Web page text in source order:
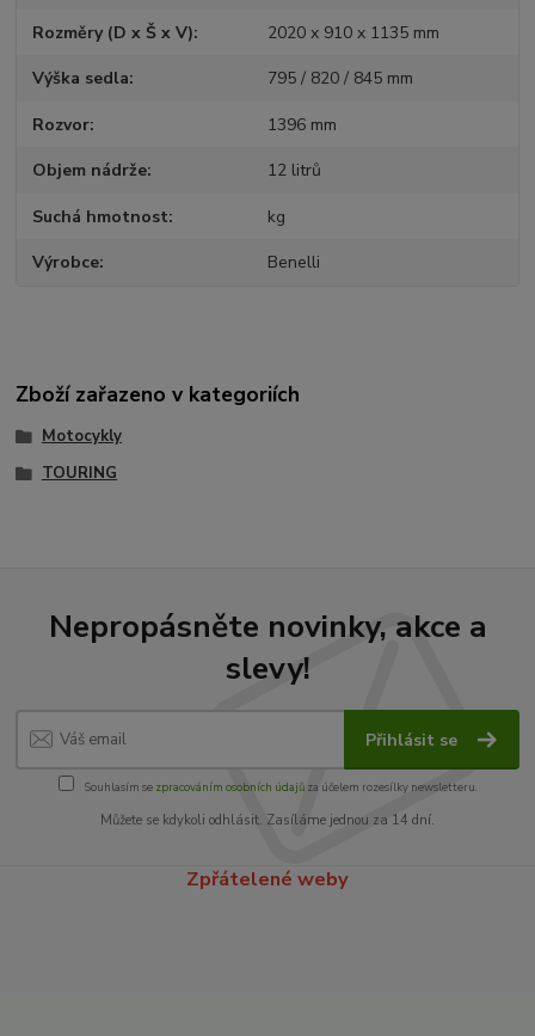
Rozměry (D x Š x V) 2020 x 910 x 1135 mm
Výška sedla 795 / 820 / 845 mm
Rozvor 1396 mm
Objem nádrže 12 litrů
Suchá hmotnost kg
Výrobce Benelli
Zboží zařazeno v kategoriích
Motocykly
TOURING
Nepropásněte novinky, akce a
slevy!
Přihlásit se
Souhlasím se zpracováním osobních údajůza účelem rozesílky newsletteru.
Můžete se kdykoli odhlásit. Zasíláme jednou za 14 dní.
Zpřátelené weby